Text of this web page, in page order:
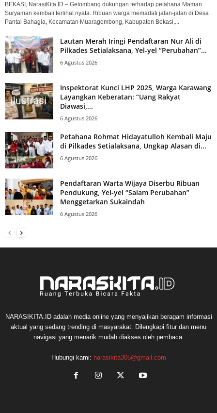
BEKASI, NarasiKita.ID – Gelombang dukungan terhadap petahana Maman
Suryaman kembali terlihat nyata. Ribuan warga memadati jalan-jalan di Desa
Pantai Bahagia, Kecamatan Muaragembong, Kabupaten Bekasi,...
Lautan Merah Iringi Pendaftaran Nur Ali di
Pilkades Setialaksana, Yel-yel “Perubahan”...
6 Agustus 2026
Inspektorat Kunci LHP 2025, Warga Karawang
Layangkan Keberatan: “Uang Rakyat
Diawasi,...
6 Agustus 2026
Petahana Rohmat Hidayatulloh Kembali Maju
di Pilkades Setialaksana, Ungkap Alasan di...
6 Agustus 2026
Pendaftaran Warta Wijaya Diserbu Ribuan
Pendukung, Yel-yel “Salam Perubahan”
Menggetarkan Sukaindah
6 Agustus 2026
NARASIKITA.ID adalah media online yang menyajikan beragam informasi
aktual yang sedang trending di masyarakat. Dilengkapi fitur dan menu
navigasi yang menarik mudah diakses oleh pembaca.
Hubungi kami: narasikita305@gmail.com